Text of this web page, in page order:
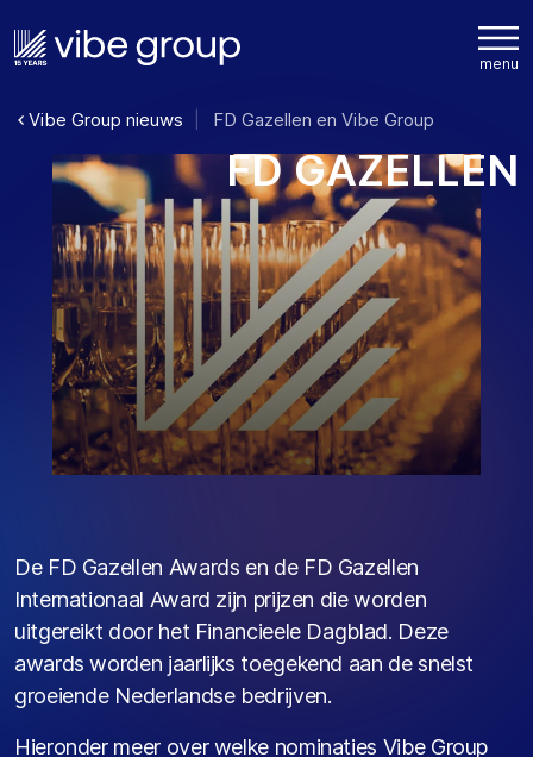
Vibe Group nieuws FD Gazellen en Vibe Group
FD GAZELLEN
De FD Gazellen Awards en de FD Gazellen
Internationaal Award zijn prijzen die worden
uitgereikt door het Financieele Dagblad. Deze
awards worden jaarlijks toegekend aan de snelst
groeiende Nederlandse bedrijven.
Hieronder meer over welke nominaties Vibe Group